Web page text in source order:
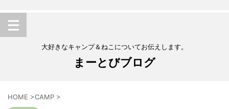
大好きなキャンプ＆ねこについてお伝えします。
まーとびブログ
HOME >CAMP >